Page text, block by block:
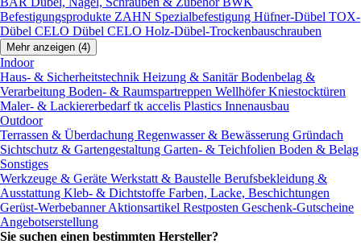
Befestigungsprodukte ZAHN Spezialbefestigung Hüfner-Dübel TOX-
Dübel CELO Dübel CELO Holz-Dübel-Trockenbauschrauben
Mehr anzeigen (4)
Indoor
Haus- & Sicherheitstechnik Heizung & SanitärBodenbelag &
Verarbeitung Boden- & Raumspartreppen Wellhöfer Kniestocktüren
Maler- & Lackiererbedarftk accelis Plastics Innenausbau
Outdoor
Terrassen & Überdachung Regenwasser & Bewässerung Gründach
Sichtschutz & Gartengestaltung Garten- & Teichfolien Boden & Belag
Sonstiges
Werkzeuge & Geräte Werkstatt & Baustelle Berufsbekleidung &
Ausstattung Kleb- & Dichtstoffe Farben, Lacke, Beschichtungen
Gerüst-WerbebannerAktionsartikel Restposten Geschenk-Gutscheine
Angebotserstellung
Sie suchen einen bestimmten Hersteller?